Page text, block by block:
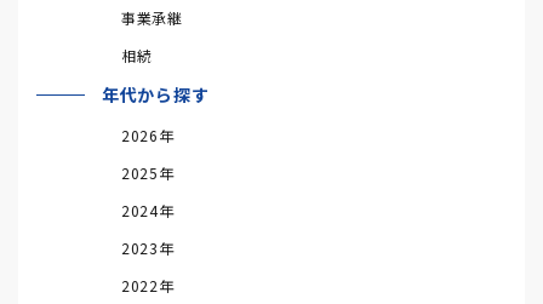
事業承継
相続
年代から探す
2026年
2025年
2024年
2023年
2022年